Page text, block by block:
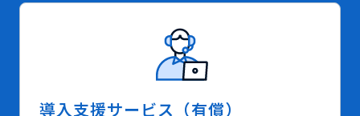
導入支援サービス（有償）